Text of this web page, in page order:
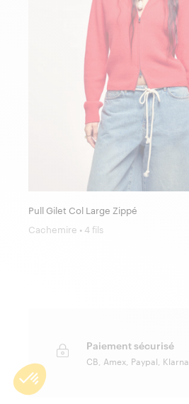
Pull Gilet Col Large Zippé
Cachemire • 4 fils
Paiement sécurisé
CB, Amex, Paypal, Klarna